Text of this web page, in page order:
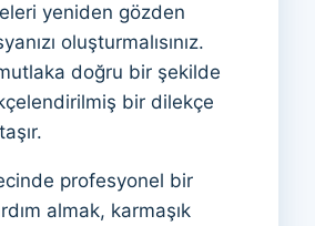
yeniden gözden
oluşturmalısınız.
doğru bir şekilde
bir dilekçe
profesyonel bir
almak, karmaşık